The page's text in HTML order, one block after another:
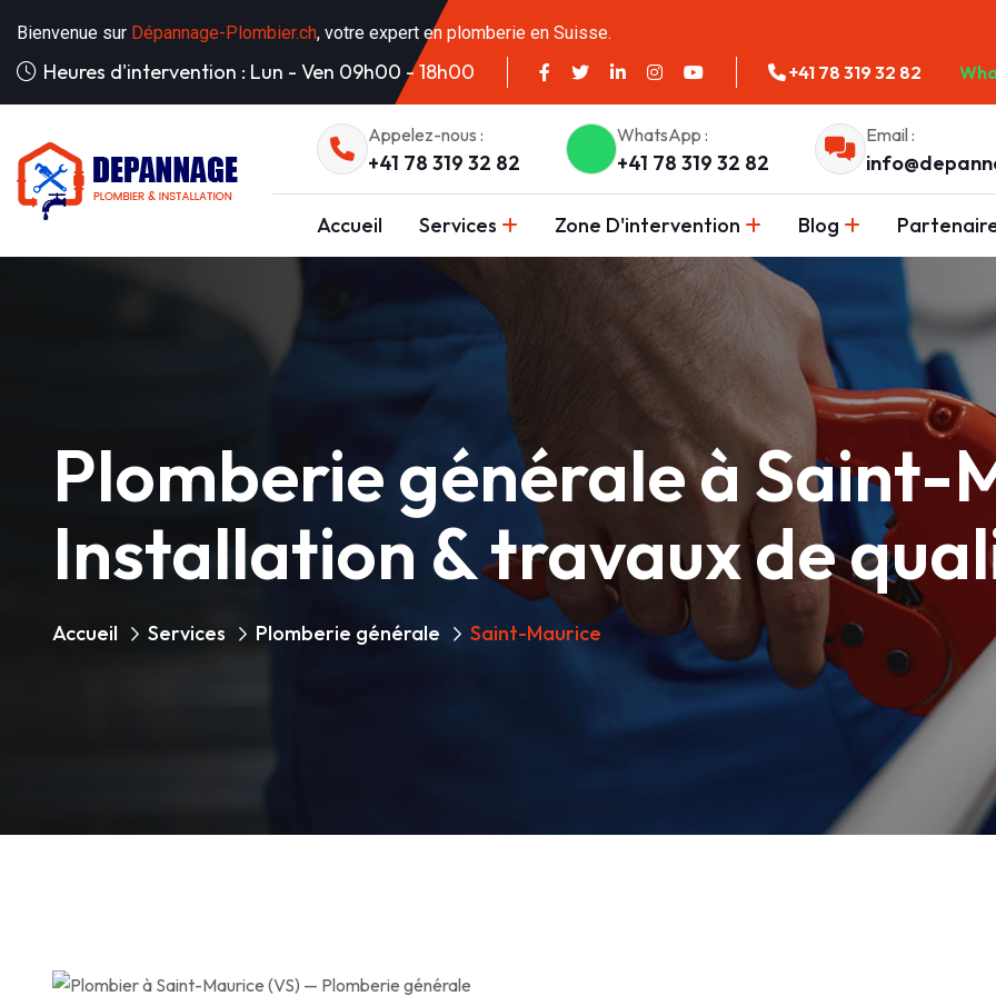
Bienvenue sur Dépannage-Plombier.ch, votre expert en plomberie en Suisse.
Heures d'intervention : Lun - Ven 09h00 - 18h00 +41 78 319 32 82
Appelez-nous :
+41 78 319 32 82
WhatsApp :
+41 78 319 32 82
Email :
Accueil Services Zone D'intervention Blog
Plomberie générale à Saint-
Installation & travaux de
Accueil Services Plomberie générale Saint-Maurice